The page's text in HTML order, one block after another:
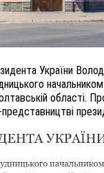
України
області.
представництві